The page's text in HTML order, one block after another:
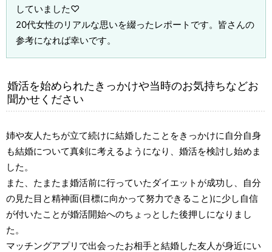
していました♡
20代女性のリアルな思いを綴ったレポートです。皆さんの
参考になれば幸いです。
婚活を始められたきっかけや当時のお気持ちなどお
聞かせください
姉や友人たちが立て続けに結婚したことをきっかけに自分自身
も結婚について真剣に考えるようになり、婚活を検討し始めま
した。
また、たまたま婚活前に行っていたダイエットが成功し、自分
の見た目と精神面(目標に向かって努力できること)に少し自信
が付いたことが婚活開始へのちょっとした後押しになりまし
た。
マッチングアプリで出会ったお相手と結婚した友人が身近にい